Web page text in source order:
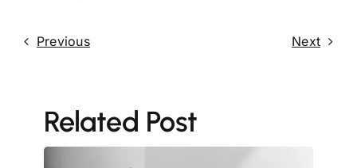
Previous Next
Related Post